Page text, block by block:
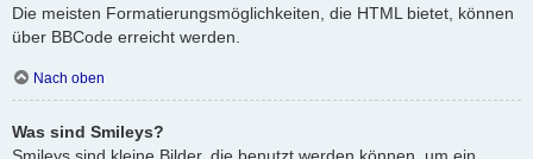
Die meisten Formatierungsmöglichkeiten, die HTML bietet, können
über BBCode erreicht werden.
Nach oben
Was sind Smileys?
Smileys sind kleine Bilder, die benutzt werden können, um ein